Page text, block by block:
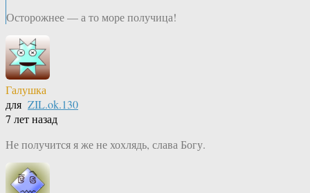
Осторожнее — а то море получица!
Галушка
для ZIL.ok.130
7 лет назад
Не получится я же не хохлядь, слава Богу.